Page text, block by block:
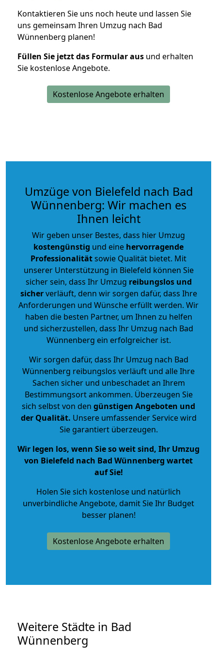
Kontaktieren Sie uns noch heute und lassen Sie
uns gemeinsam Ihren Umzug nach Bad
Wünnenberg planen!
Füllen Sie jetzt das Formular aus und erhalten
Sie kostenlose Angebote.
Kostenlose Angebote erhalten
Umzüge von Bielefeld nach Bad
Wünnenberg: Wir machen es
Ihnen leicht
Wir geben unser Bestes, dass hier Umzug
kostengünstig und eine hervorragende
Professionalitätsowie Qualität bietet. Mit
unserer Unterstützung in Bielefeld können Sie
sicher sein, dass Ihr Umzug reibungslos und
sicherverläuft, denn wir sorgen dafür, dass Ihre
Anforderungen und Wünsche erfüllt werden. Wir
haben die besten Partner, um Ihnen zu helfen
und sicherzustellen, dass Ihr Umzug nach Bad
Wünnenberg ein erfolgreicher ist.
Wir sorgen dafür, dass Ihr Umzug nach Bad
Wünnenberg reibungslos verläuft und alle Ihre
Sachen sicher und unbeschadet an Ihrem
Bestimmungsort ankommen. Überzeugen Sie
sich selbst von den günstigen Angeboten und
der Qualität. Unsere umfassender Service wird
Sie garantiert überzeugen.
Wir legen los, wenn Sie so weit sind, Ihr Umzug
von Bielefeld nach Bad Wünnenberg wartet
auf Sie!
Holen Sie sich kostenlose und natürlich
unverbindliche Angebote, damit Sie Ihr Budget
besser planen!
Kostenlose Angebote erhalten
Weitere Städte in Bad
Wünnenberg